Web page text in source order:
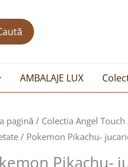
AMBALAJE LUX
pagină/ Colectia Angel Touch
/ Pokemon Pikachu-
Pikachu-
Prețul
inițial
este: